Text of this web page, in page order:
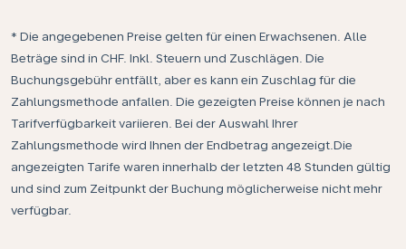
* Die angegebenen Preise gelten für einen Erwachsenen. Alle
Beträge sind in CHF. Inkl. Steuern und Zuschlägen. Die
Buchungsgebühr entfällt, aber es kann ein Zuschlag für die
Zahlungsmethode anfallen. Die gezeigten Preise können je nach
Tarifverfügbarkeit variieren. Bei der Auswahl Ihrer
Zahlungsmethode wird Ihnen der Endbetrag angezeigt.Die
angezeigten Tarife waren innerhalb der letzten 48 Stunden gültig
und sind zum Zeitpunkt der Buchung möglicherweise nicht mehr
verfügbar.